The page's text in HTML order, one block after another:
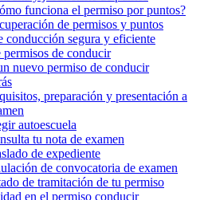
funciona el permiso por puntos?
de permisos y puntos
conducción segura y eficiente
permisos de conducir
nuevo permiso de conducir
preparación y presentación a
autoescuela
tu nota de examen
de expediente
de convocatoria de examen
de tramitación de tu permiso
en el permiso conducir